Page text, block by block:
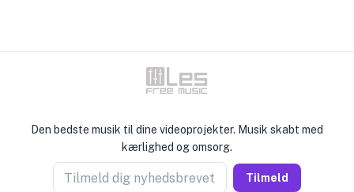
Den bedste musik til dine videoprojekter. Musik skabt med
kærlighed og omsorg.
Tilmeld dig nyhedsbrevet Tilmeld